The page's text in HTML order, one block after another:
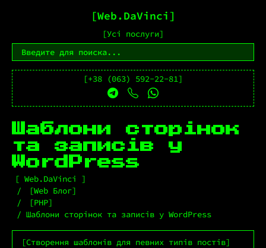
Web.DaVinci
Усі послуги
+38 (063) 592-22-81
Шаблони сторінок
та записів у
WordPress
Web.DaVinci
Web Блог
PHP
Шаблони сторінок та записів у WordPress
Створення шаблонів для певних типів постів